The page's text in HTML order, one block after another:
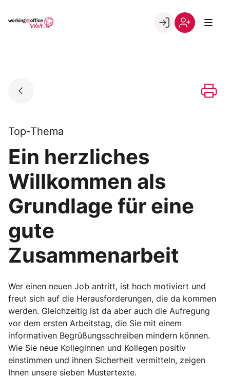
Go to landing page.
Top-Thema
Ein herzliches
Willkommen als
Grundlage für eine
gute
Zusammenarbeit
Wer einen neuen Job antritt, ist hoch motiviert und
freut sich auf die Herausforderungen, die da kommen
werden. Gleichzeitig ist da aber auch die Aufregung
vor dem ersten Arbeitstag, die Sie mit einem
informativen Begrüßungsschreiben mindern können.
Wie Sie neue Kolleginnen und Kollegen positiv
einstimmen und ihnen Sicherheit vermitteln, zeigen
Ihnen unsere sieben Mustertexte.